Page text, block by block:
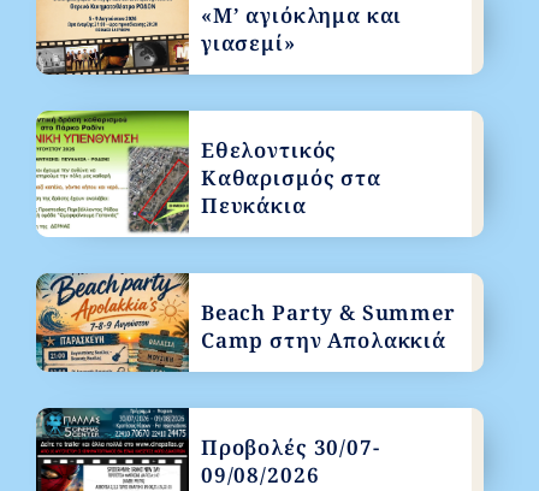
«Μ’ αγιόκλημα και
γιασεμί»
Εθελοντικός
Καθαρισμός στα
Πευκάκια
Beach Party & Summer
Camp στην Απολακκιά
Προβολές 30/07-
09/08/2026